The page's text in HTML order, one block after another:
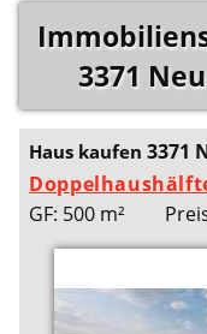
3371
Haus kaufen3371
GF: 500 m²